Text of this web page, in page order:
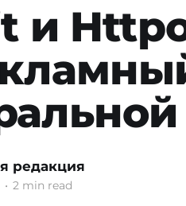
и
редакция
• 2 min read